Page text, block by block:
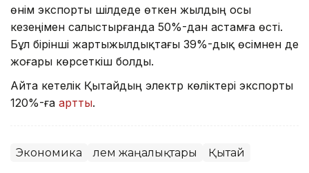
өнім экспорты шілдеде өткен жылдың осы
кезеңімен салыстырғанда 50%-дан астамға өсті.
Бұл бірінші жартыжылдықтағы 39%-дық өсімнен де
жоғары көрсеткіш болды.
Айта кетелік Қытайдың электр көліктері экспорты
120%-ға артты.
Экономика Әлем жаңалықтары Қытай